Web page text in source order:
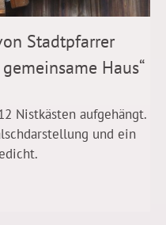
Stadtpfarrer
Haus“
Nistkästen aufgehängt.
und ein